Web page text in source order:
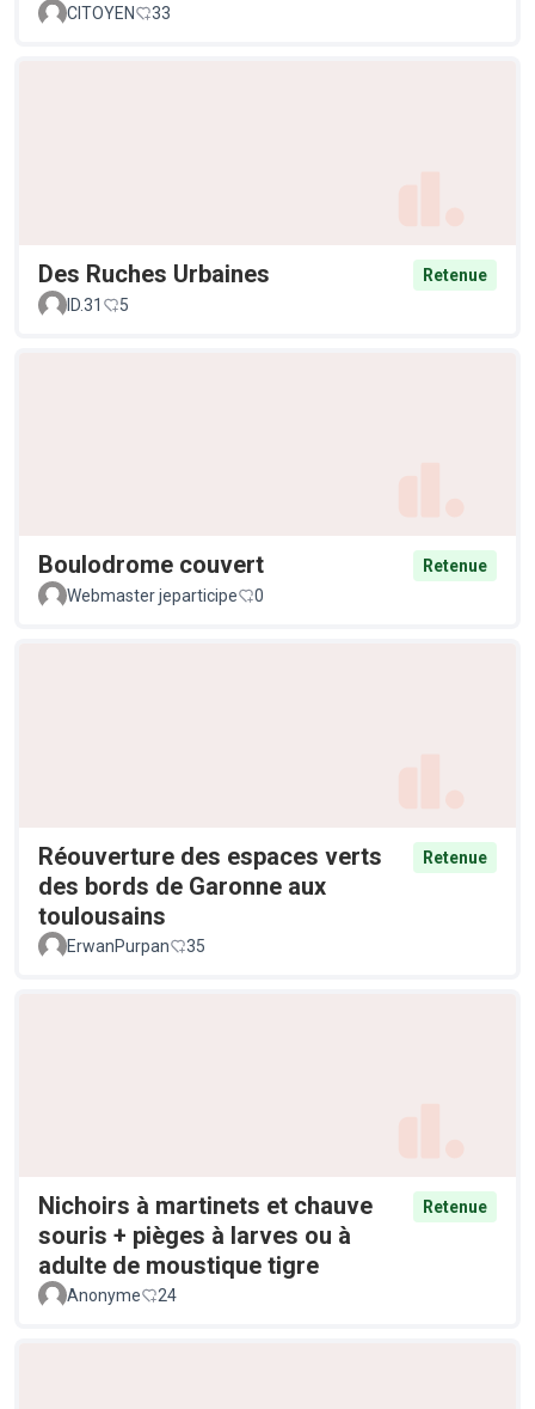
CITOYEN 33
Des Ruches Urbaines
Retenue
ID.31
5
Boulodrome couvert
Retenue
Webmaster jeparticipe
0
Réouverture des espaces verts
des bords de Garonne aux
toulousains
Retenue
ErwanPurpan 35
Nichoirs à martinets et chauve
souris + pièges à larves ou à
adulte de moustique tigre
Retenue
Anonyme 24